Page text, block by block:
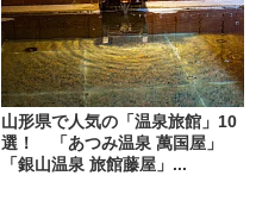
山形県で人気の「温泉旅館」10
選！ 「あつみ温泉 萬国屋」
「銀山温泉 旅館藤屋」...